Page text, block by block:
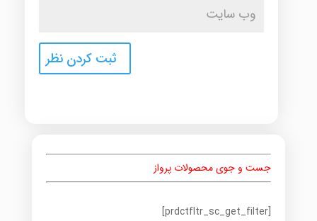
جست و جوی محصولات پرواز
[prdctfltr_sc_get_filter]